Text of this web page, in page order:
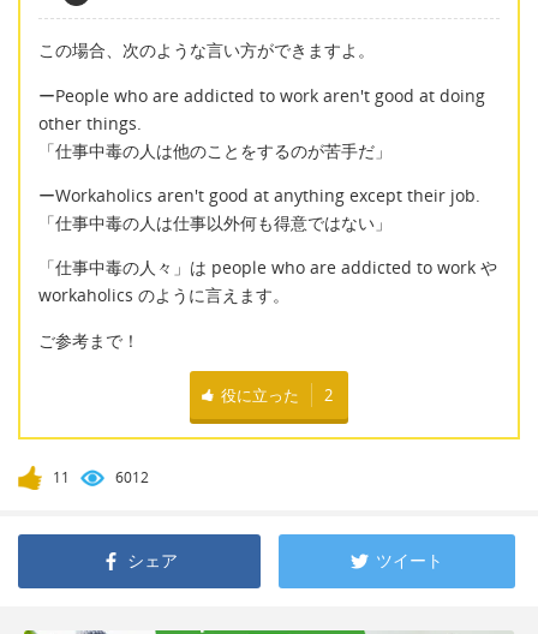
この場合、次のような言い方ができますよ。
ーPeople who are addicted to work aren't good at doing
other things.
「仕事中毒の人は他のことをするのが苦手だ」
ーWorkaholics aren't good at anything except their job.
「仕事中毒の人は仕事以外何も得意ではない」
「仕事中毒の人々」は people who are addicted to work や
workaholics のように言えます。
ご参考まで！
役に立った 2
11 6012
シェア ツイート